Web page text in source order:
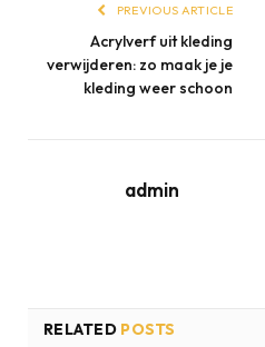
PREVIOUS ARTICLE
Acrylverf uit kleding
verwijderen: zo maak je je
kleding weer schoon
admin
RELATED POSTS